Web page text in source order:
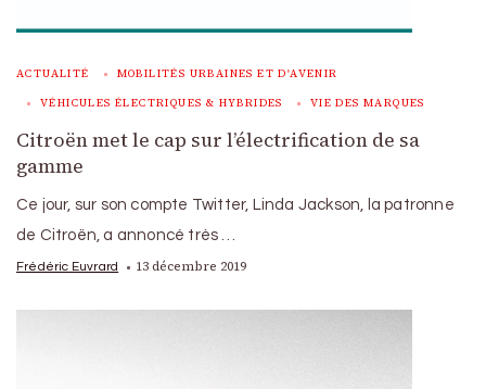
ACTUALITÉ MOBILITÉS URBAINES ET D'AVENIR
VÉHICULES ÉLECTRIQUES & HYBRIDES VIE DES MARQUES
Citroën met le cap sur l’électrification de sa
gamme
Ce jour, sur son compte Twitter, Linda Jackson, la patronne
de Citroën, a annoncé très …
Frédéric Euvrard 13 décembre 2019